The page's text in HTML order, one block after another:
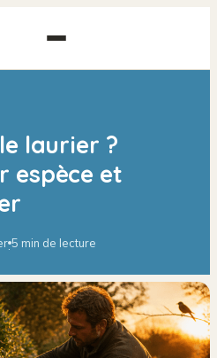
laurier ?
espèce et
·5 min de lecture